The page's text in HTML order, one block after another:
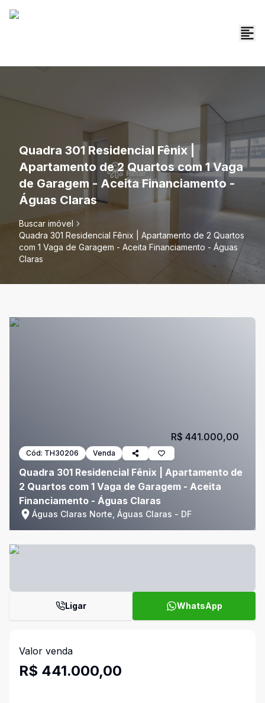
Quadra 301 Residencial Fênix |
Apartamento de 2 Quartos com 1 Vaga
de Garagem - Aceita Financiamento -
Águas Claras
Buscar imóvel
Quadra 301 Residencial Fênix | Apartamento de 2 Quartos
com 1 Vaga de Garagem - Aceita Financiamento - Águas
Claras
Cód: TH30206 Venda
Quadra 301 Residencial Fênix | Apartamento de
2 Quartos com 1 Vaga de Garagem - Aceita
Financiamento - Águas Claras
Águas Claras Norte, Águas Claras - DF
R$ 441.000,00
Ligar WhatsApp
Valor venda
R$ 441.000,00